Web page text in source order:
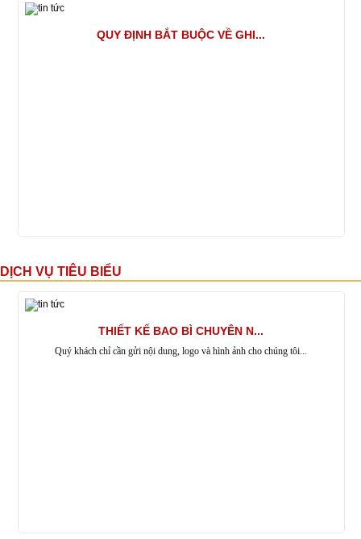
QUY ĐỊNH BẮT BUỘC VỀ GHI...
DỊCH VỤ TIÊU BIỂU
THIẾT KẾ BAO BÌ CHUYÊN N...
Quý khách chỉ cần gửi nội dung, logo và hình ảnh cho chúng tôi...